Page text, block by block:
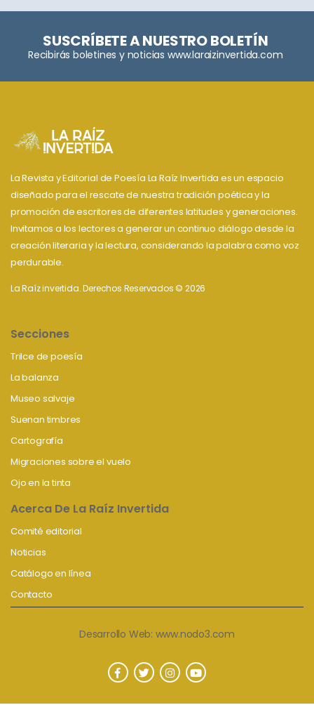
SUSCRÍBETE A NUESTRO BOLETÍN
Recibirás boletines y noticias www.laraizinvertida.com
La Revista y Editorial de Poesía La Raíz Invertida es un espacio
diseñado para el rescate de nuestra tradición poética y la
promoción de escritores de diferentes latitudes y generaciones.
Invitamos a los lectores a generar un continuo diálogo desde la
creación literaria y la lectura, considerando la palabra como voz
perdurable.
La Raíz invertida. Derechos Reservados © 2026
Secciones
Trilce de poesía
La balanza
Museo salvaje
Suenan timbres
Cartografía
Migraciones sobre el vuelo
Ojo en la tinta
Acerca De La Raíz Invertida
Comité editorial
Noticias
Catálogo en línea
Contacto
Desarrollo Web: www.nodo3.com